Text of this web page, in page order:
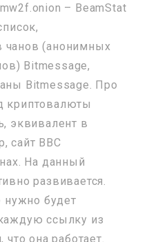
– BeamStat
чанов (анонимных
Bitmessage,
Bitmessage. Про
криптовалюты
эквивалент в
сайт BBC
На данный
развивается.
нужно будет
ссылку из
она работает.